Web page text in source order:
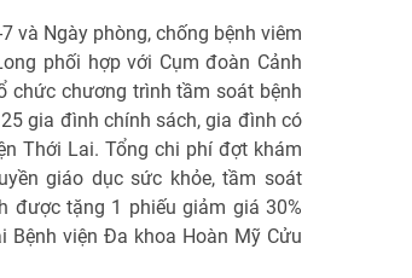
và Ngày phòng, chống bệnh viêm
phối hợp với Cụm đoàn Cảnh
chức chương trình tầm soát bệnh
gia đình chính sách, gia đình có
Thới Lai. Tổng chi phí đợt khám
giáo dục sức khỏe, tầm soát
được tặng 1 phiếu giảm giá 30%
viện Đa khoa Hoàn Mỹ Cửu